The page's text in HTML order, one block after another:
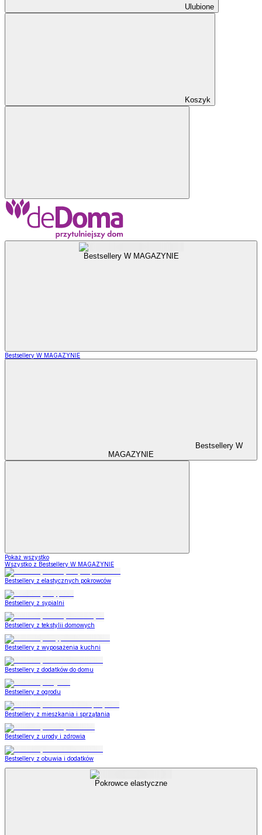
Ulubione
Koszyk
Bestsellery W MAGAZYNIE
Bestsellery W MAGAZYNIE
Bestsellery W
MAGAZYNIE
Pokaż wszystko
Wszystko z Bestsellery W MAGAZYNIE
Bestsellery z elastycznych pokrowców
Bestsellery z sypialni
Bestsellery z tekstylii domowych
Bestsellery z wyposażenia kuchni
Bestsellery z dodatków do domu
Bestsellery z ogrodu
Bestsellery z mieszkania i sprzątania
Bestsellery z urody i zdrowia
Bestsellery z obuwia i dodatków
Pokrowce elastyczne